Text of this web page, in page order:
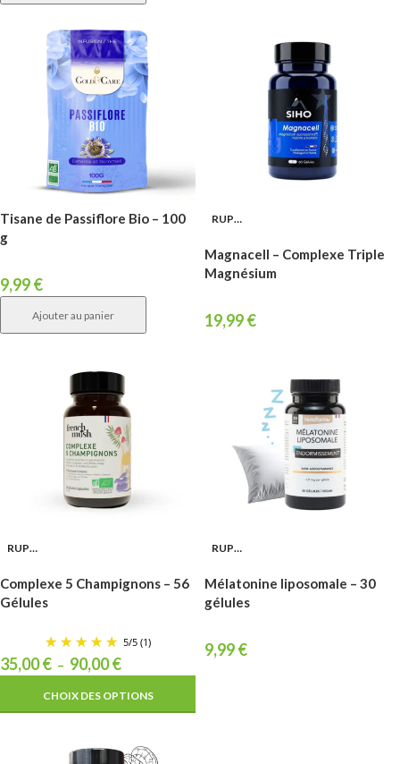
Tisane de Passiflore Bio – 100
g
9,99€
Ajouter au panier
RUPTURE
Magnacell – Complexe Triple
Magnésium
19,99€
RUPTURE
Complexe 5 Champignons – 56
Gélules
5/5 (1)
35,00€ – 90,00€
CHOIX DES OPTIONS
RUPTURE
Mélatonine liposomale – 30
gélules
9,99€